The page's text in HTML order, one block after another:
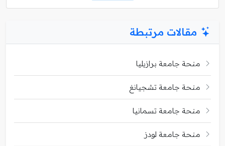
مقالات مرتبطة
منحة جامعة برازيليا
منحة جامعة تشجيانغ
منحة جامعة تسمانيا
منحة جامعة لودز